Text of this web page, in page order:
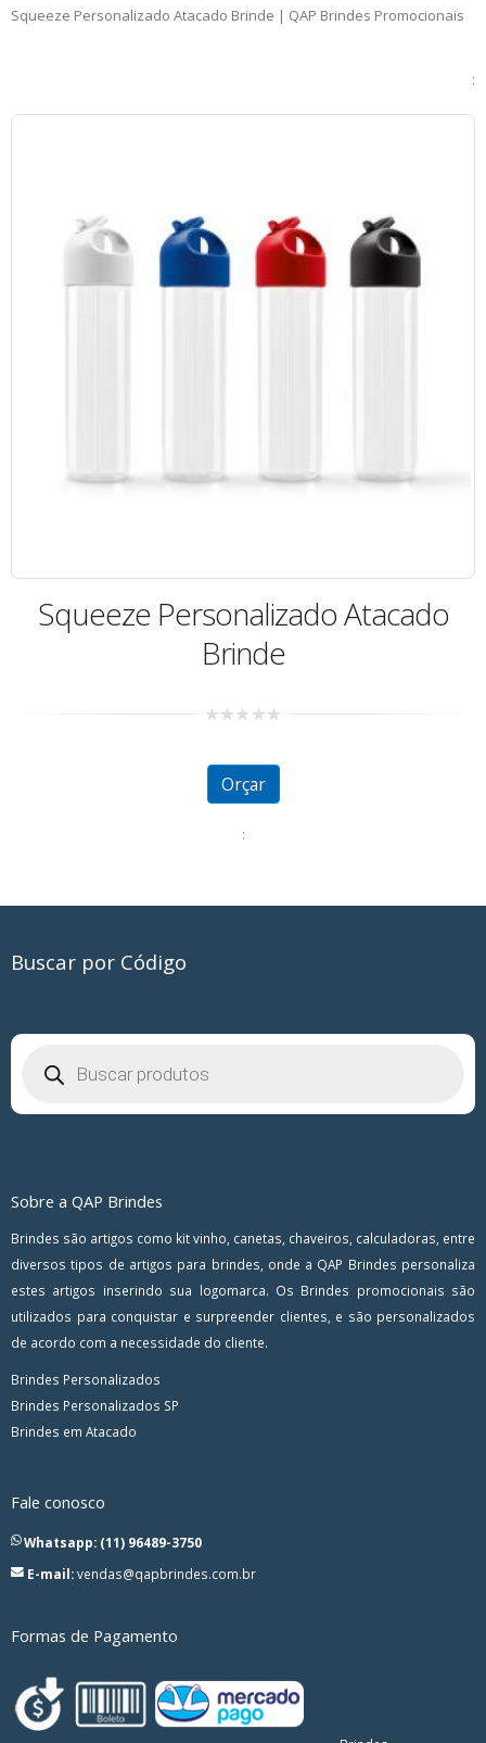
Squeeze Personalizado Atacado Brinde | QAP Brindes Promocionais
:
Squeeze Personalizado Atacado
Brinde
of
Orçar
:
Buscar por Código
produtos
Sobre a QAP Brindes
Brindes são artigos como kit vinho, canetas, chaveiros, calculadoras, entre
diversos tipos de artigos para brindes, onde a QAP Brindes personaliza
estes artigos inserindo sua logomarca. Os Brindes promocionais são
utilizados para conquistar e surpreender clientes, e são personalizados
de acordo com a necessidade do cliente.
Brindes Personalizados
Brindes Personalizados SP
Brindes em Atacado
Fale conosco
Whatsapp: (11) 96489-3750
E-mail:vendas@qapbrindes.com.br
Formas de Pagamento